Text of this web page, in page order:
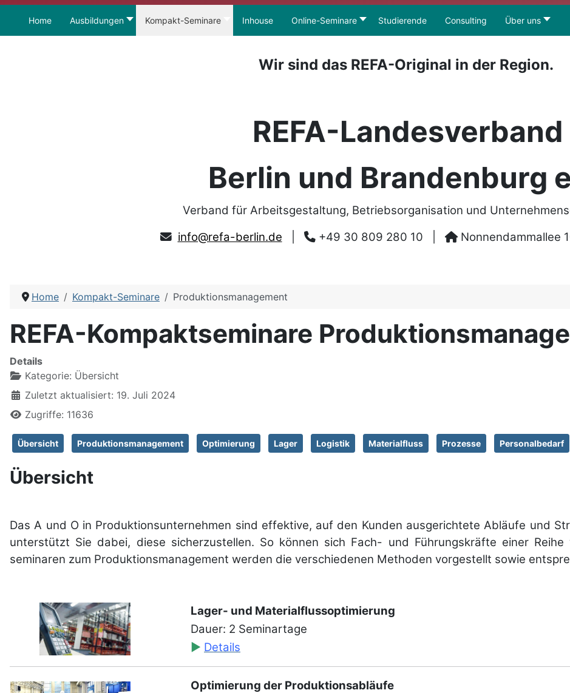
Home Ausbildungen Kompakt-Seminare Inhouse Online-Seminare Studierende Consulting Über uns
Wir sind das REFA-Original in der Region.
REFA-Landesverband
Berlin und Brandenburg
Verband für Arbeitsgestaltung, Betriebsorganisation und
info@refa-berlin.de
+49 30 809 280 10 Nonnendammallee
Home Kompakt-Seminare Produktionsmanagement
REFA-Kompaktseminare
Details
Kategorie: Übersicht
Zuletzt aktualisiert: 19. Juli 2024
Zugriffe: 11636
Übersicht Produktionsmanagement Optimierung Lager Logistik Materialfluss Prozesse Personalbedarf
Übersicht
Das A und O in Pro­duk­tions­unter­nehmen sind effek­tive, auf den Kunden ausge­richtete Ab­läufe und
unter­stützt Sie dabei, diese sicher­zu­stellen. So kön­nen sich Fach- und Führungs­kräfte einer
seminaren zum Produktions­manage­ment werden die verschie­denen Metho­den vor­ge­stellt sowie
Lager- und Materialflussoptimierung
Dauer: 2 Seminartage
► Details
Optimierung der Produktionsabläufe